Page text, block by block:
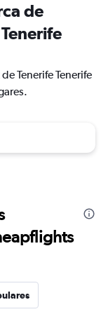
de
Tenerife Tenerife